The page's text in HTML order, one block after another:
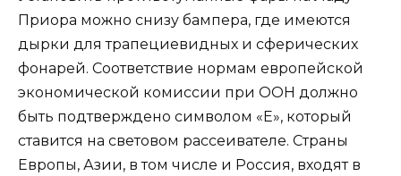
Приора можно снизу бампера, где имеются
дырки для трапециевидных и сферических
фонарей. Соответствие нормам европейской
экономической комиссии при ООН должно
быть подтверждено символом «Е», который
ставится на световом рассеивателе. Страны
Европы, Азии, в том числе и Россия, входят в